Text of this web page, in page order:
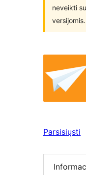
neveikti
versijomis.
Parsisiųsti